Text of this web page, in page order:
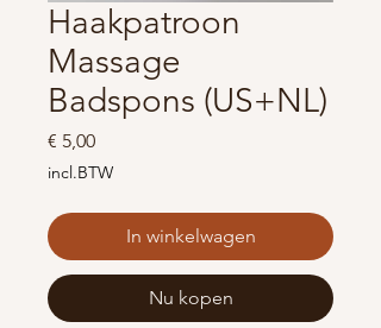
Haakpatroon
Massage
Badspons (US+NL)
€ 5,00Prijs
incl.BTW
In winkelwagen
Nu kopen